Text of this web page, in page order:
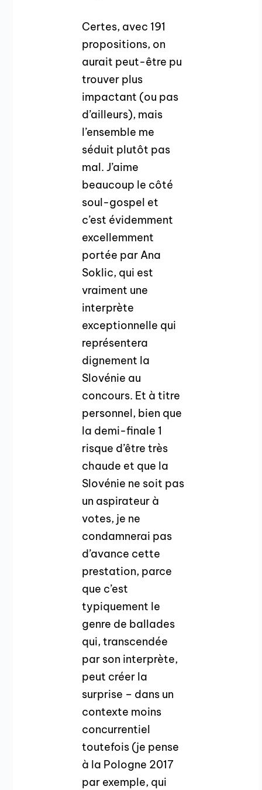
Certes, avec 191
propositions, on
aurait peut-être pu
trouver plus
impactant (ou pas
d’ailleurs), mais
l’ensemble me
séduit plutôt pas
mal. J’aime
beaucoup le côté
soul-gospel et
c’est évidemment
excellemment
portée par Ana
Soklic, qui est
vraiment une
interprète
exceptionnelle qui
représentera
dignement la
Slovénie au
concours. Et à titre
personnel, bien que
la demi-finale 1
risque d’être très
chaude et que la
Slovénie ne soit pas
un aspirateur à
votes, je ne
condamnerai pas
d’avance cette
prestation, parce
que c’est
typiquement le
genre de ballades
qui, transcendée
par son interprète,
peut créer la
surprise – dans un
contexte moins
concurrentiel
toutefois (je pense
à la Pologne 2017
par exemple, qui